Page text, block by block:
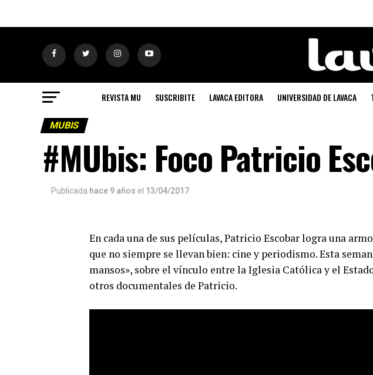
REVISTA MU SUSCRIBITE LAVACA EDITORA UNIVERSIDAD DE LAVACA
MUBIS
#MUbis: Foco Patricio
Publicada hace 9 años el 13/04/2017
En cada una de sus películas, Patricio Escobar logra una
que no siempre se llevan bien: cine y periodismo. Esta
mansos», sobre el vínculo entre la Iglesia Católica y el
otros documentales de Patricio.